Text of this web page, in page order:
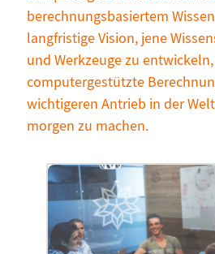
berechnungsbasiertem
langfristige Vision, jene
und Werkzeuge zu
computergestützte
wichtigeren Antrieb in der
morgen zu machen.